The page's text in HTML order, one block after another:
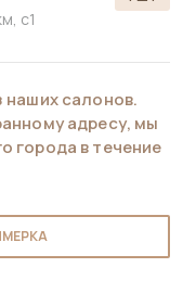
с1
наших салонов.
адресу, мы
города в течение